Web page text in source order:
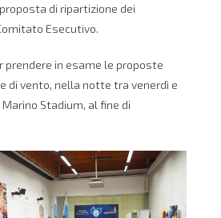
di ripartizione dei
Esecutivo.
in esame le proposte
di vento, nella notte tra venerdì e
Stadium, al fine di